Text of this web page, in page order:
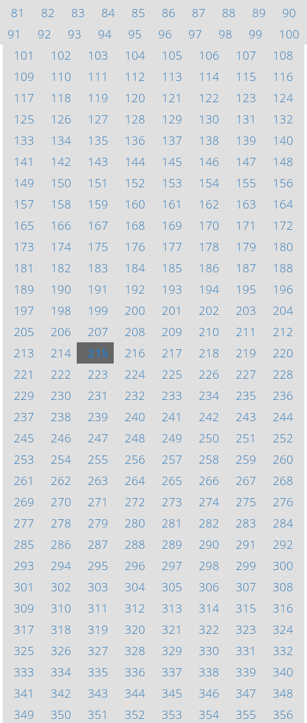
81
82 83 84 85 86 87 88 89
90
91
92 93 94 95 96 97 98 99
100
101
102 103 104 105 106 107
108
109
110 111 112 113 114 115
116
117
118 119 120 121 122 123
124
125
126 127 128 129 130 131
132
133
134 135 136 137 138 139
140
141
142 143 144 145 146 147
148
149
150 151 152 153 154 155
156
157
158 159 160 161 162 163
164
165
166 167 168 169 170 171
172
173
174 175 176 177 178 179
180
181
182 183 184 185 186 187
188
189
190 191 192 193 194 195
196
197
198 199 200 201 202 203
204
205
206 207 208 209 210 211
212
213
214 215 216 217 218 219
220
221
222 223 224 225 226 227
228
229
230 231 232 233 234 235
236
237
238 239 240 241 242 243
244
245
246 247 248 249 250 251
252
253
254 255 256 257 258 259
260
261
262 263 264 265 266 267
268
269
270 271 272 273 274 275
276
277
278 279 280 281 282 283
284
285
286 287 288 289 290 291
292
293
294 295 296 297 298 299
300
301
302 303 304 305 306 307
308
309
310 311 312 313 314 315
316
317
318 319 320 321 322 323
324
325
326 327 328 329 330 331
332
333
334 335 336 337 338 339
340
341
342 343 344 345 346 347
348
349
350 351 352 353 354 355 356